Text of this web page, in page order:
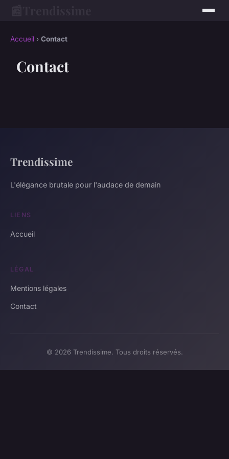
Accueil › Contact
Contact
Trendissime
L'élégance brutale pour l'audace de demain
LIENS
Accueil
LÉGAL
Mentions légales
Contact
© 2026 Trendissime. Tous droits réservés.